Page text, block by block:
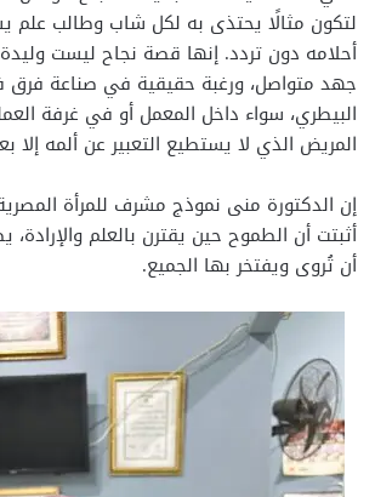
لتكون مثالًا يحتذى به لكل شاب وطالب
أحلامه دون تردد. إنها قصة نجاح ليست
جهد متواصل، ورغبة حقيقية في صناعة
البيطري، سواء داخل المعمل أو في غرفة
المريض الذي لا يستطيع التعبير عن ألمه إلا
إن الدكتورة منى نموذج مشرف للمرأة
أثبتت أن الطموح حين يقترن بالعلم
أن تُروى ويفتخر بها الجميع.